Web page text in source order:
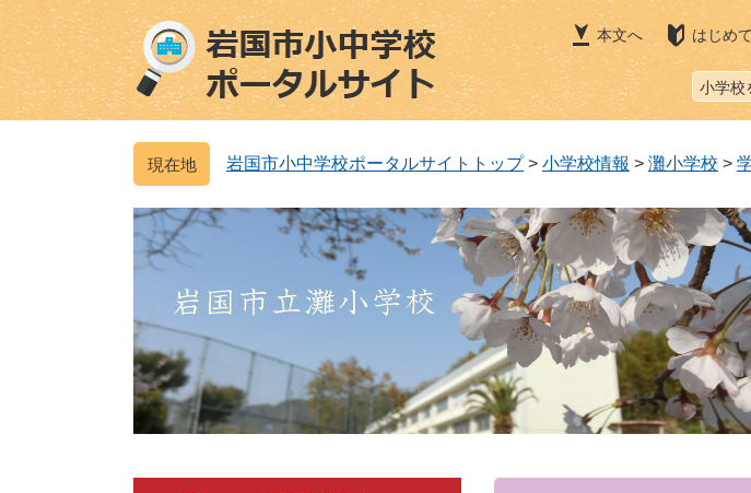
ジ
の
先
ュ
ー
を
本文へ はじめ
小学校
岩国市小中学校ポータルサイトトップ > 小学校情報 > 灘小学校 >